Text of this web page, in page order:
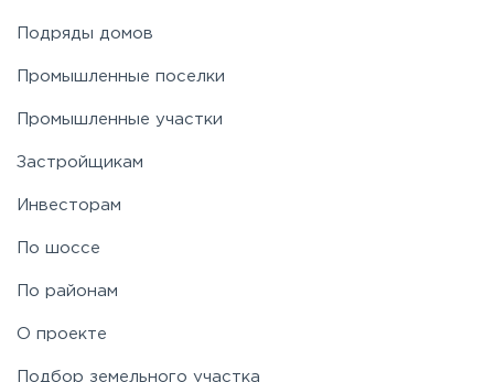
Носовихинское
Рогачёвское
Таракановское
Подряды домов
Промышленные поселки
Промышленные участки
Застройщикам
Инвесторам
По шоссе
По районам
О проекте
Подбор земельного участка